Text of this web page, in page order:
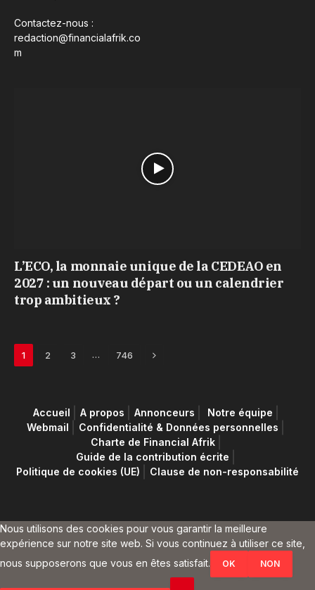
Contactez-nous :
redaction@financialafrik.co
m
L’ECO, la monnaie unique de la CEDEAO en
2027 : un nouveau départ ou un calendrier
trop ambitieux ?
1 2 3 … 746 Next
Accueil A propos Annonceurs
Notre équipe
Webmail
Confidentialité & Données personnelles
Charte de Financial Afrik
Guide de la contribution écrite
Politique de cookies (UE)
Clause de non-responsabilité
Nous utilisons des cookies pour vous garantir la meilleure
expérience sur notre site web. Si vous continuez à utiliser ce site,
nous supposerons que vous en êtes satisfait.
OK NON